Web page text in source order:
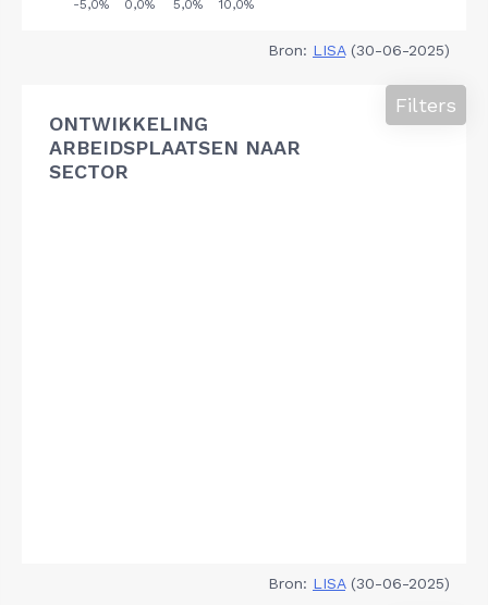
Bron: LISA(30-06-2025)
ONTWIKKELING
ARBEIDSPLAATSEN NAAR
SECTOR
Filters
Bron: LISA(30-06-2025)